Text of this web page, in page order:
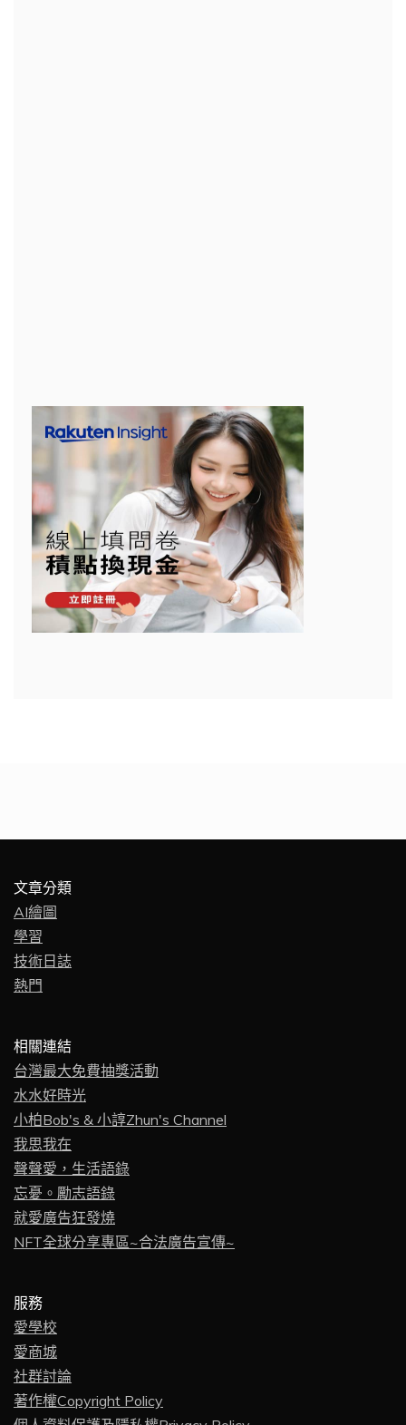
文章分類
AI繪圖
學習
技術日誌
熱門
相關連結
台灣最大免費抽獎活動
水水好時光
小柏Bob's & 小諄Zhun's Channel
我思我在
聲聲愛，生活語錄
忘憂。勵志語錄
就愛廣告狂發燒
NFT全球分享專區~合法廣告宣傳~
服務
愛學校
愛商城
社群討論
著作權Copyright Policy